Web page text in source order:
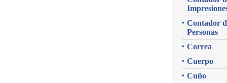
Contador
Personas
Correa
Cuerpo
Cuño